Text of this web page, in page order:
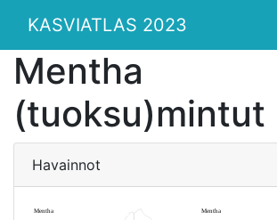
KASVIATLAS 2023
Mentha
(tuoksu)mintut
Havainnot